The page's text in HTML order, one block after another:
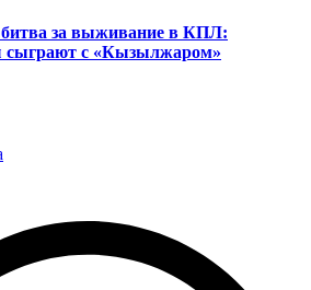
за выживание в КПЛ:
сыграют с «Кызылжаром»